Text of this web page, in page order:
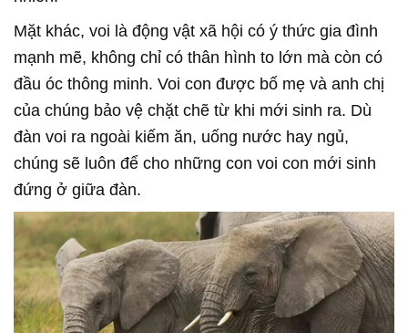
Mặt khác, voi là động vật xã hội có ý thức gia đình
mạnh mẽ, không chỉ có thân hình to lớn mà còn có
đầu óc thông minh. Voi con được bố mẹ và anh chị
của chúng bảo vệ chặt chẽ từ khi mới sinh ra. Dù
đàn voi ra ngoài kiếm ăn, uống nước hay ngủ,
chúng sẽ luôn để cho những con voi con mới sinh
đứng ở giữa đàn.